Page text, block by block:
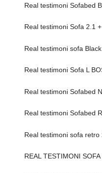
Real testimoni Sofabed
Real testimoni Sofa 2.1
Real testimoni sofa
Real testimoni Sofa L
Real testimoni Sofabed
Real testimoni Sofabed
Real testimoni sofa retro
REAL TESTIMONI